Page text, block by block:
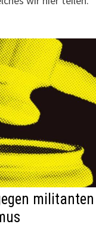
militanten